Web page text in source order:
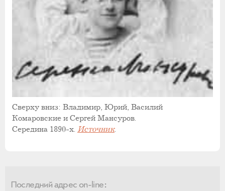
Сверху вниз: Владимир, Юрий, Василий
Комаровские и Сергей Мансуров.
Середина 1890-х. Источник.
Последний адрес on-line: